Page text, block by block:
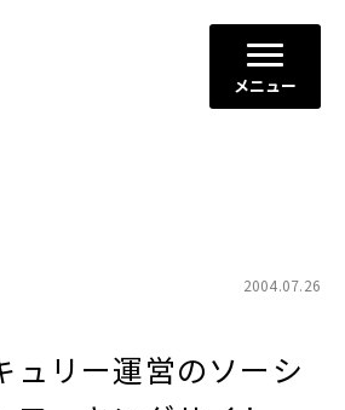
メニュー
2004.07.26
ュリー運営のソーシ
2025年